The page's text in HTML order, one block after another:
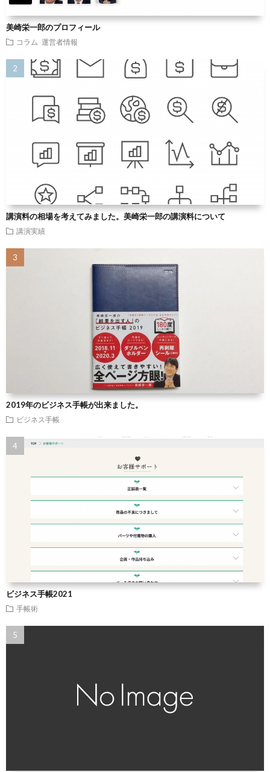
美崎栄一郎のプロフィール
コラム 運営者情報
講演料の相場を考えてみました。美崎栄一郎の講演料について
講演実績
2019年のビジネス手帳が出来ました。
ビジネス手帳
ビジネス手帳2021
手帳術